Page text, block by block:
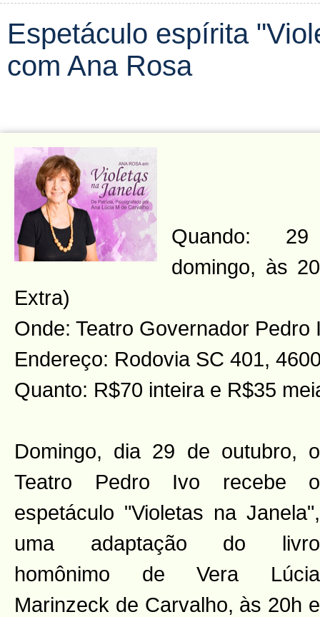
Espetáculo espírita
com Ana Rosa
Quando:
domingo, às
Extra)
Onde: Teatro Governador Pedro
Endereço: Rodovia SC 401,
Quanto: R$70 inteira e R$35
Domingo, dia 29 de outubro, o
Teatro Pedro Ivo recebe o
espetáculo "Violetas na Janela",
uma adaptação do livro
homônimo de Vera Lúcia
Marinzeck de Carvalho, às 20h e